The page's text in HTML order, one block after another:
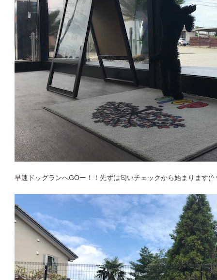
早速ドッグランへGOー！！先ずは匂いチェックから始まります(^